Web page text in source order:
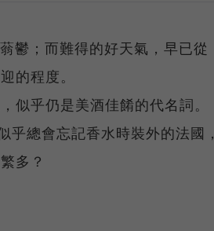
鬱；而難得的好天氣，早已從
的程度。
似乎仍是美酒佳餚的代名詞。
乎總會忘記香水時裝外的法國
多？